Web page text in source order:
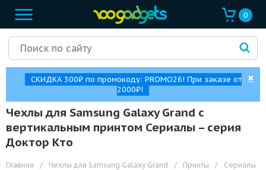
0
СКИДКА 300₽ по промокоду: PROMO26! При заказе от
2000₽!
✖
Чехлы для Samsung Galaxy Grand с
вертикальным принтом Сериалы – cерия
Доктор Кто
Главная / Чехлы для Samsung Galaxy Grand / Принты /
Сериалы